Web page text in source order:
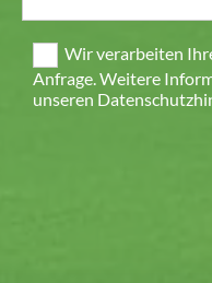
Wir verarbeiten
Anfrage. Weitere
unseren